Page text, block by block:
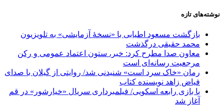
نوشته‌های تازه
بازگشت مسعود اطیابی با «نسخهٔ آزمایشی» به تلویزیون
محمد حقیقی درگذشت
معاون صدا مطرح کرد: خبر، ستون اعتماد عمومی و رکن
مرجعیت رسانه‌ای است
رمان «خاک سرد است» شنیدنی شد/ روایتی از گیلان با صدای
فیاض زاهد نویسنده کتاب
با بازی رابعه اسکویی/ فیلمبرداری سریال «خیارشور» در قم
آغاز شد